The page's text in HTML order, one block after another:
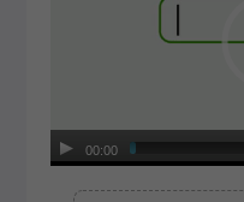
00:00